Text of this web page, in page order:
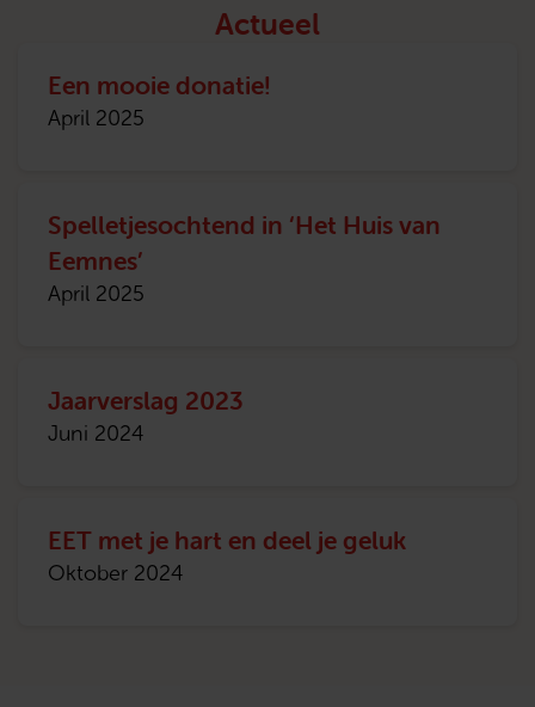
Actueel
Een mooie donatie!
April 2025
Spelletjesochtend in ‘Het Huis van
Eemnes’
April 2025
Jaarverslag 2023
Juni 2024
EET met je hart en deel je geluk
Oktober 2024